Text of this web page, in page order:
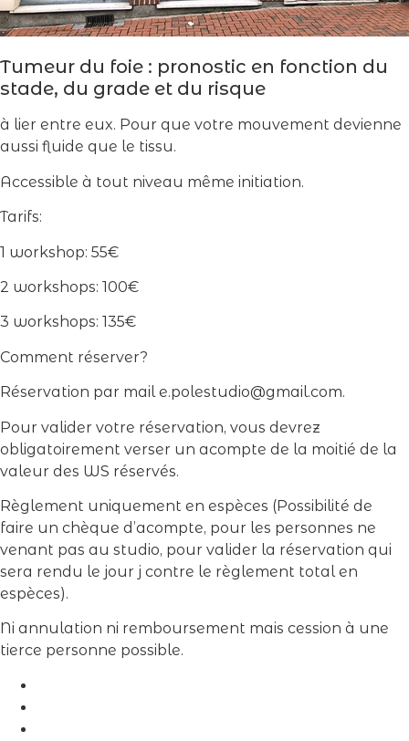
Tumeur du foie : pronostic en fonction du
stade, du grade et du risque
à lier entre eux. Pour que votre mouvement devienne
aussi fluide que le tissu.
Accessible à tout niveau même initiation.
Tarifs:
1 workshop: 55€
2 workshops: 100€
3 workshops: 135€
Comment réserver?
Réservation par mail e.polestudio@gmail.com.
Pour valider votre réservation, vous devrez
obligatoirement verser un acompte de la moitié de la
valeur des WS réservés.
Règlement uniquement en espèces (Possibilité de
faire un chèque d’acompte, pour les personnes ne
venant pas au studio, pour valider la réservation qui
sera rendu le jour j contre le règlement total en
espèces).
Ni annulation ni remboursement mais cession à une
tierce personne possible.